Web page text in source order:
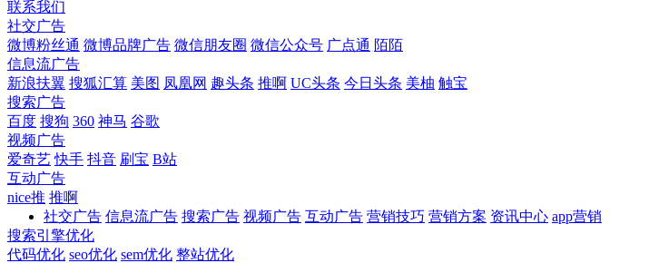
联系我们
社交广告
微博粉丝通 微博品牌广告 微信朋友圈 微信公众号 广点通 陌陌
信息流广告
新浪扶翼 搜狐汇算 美图 凤凰网 趣头条 推啊 UC头条 今日头条 美柚 触宝
搜索广告
百度 搜狗 360 神马 谷歌
视频广告
爱奇艺 快手 抖音 刷宝 B站
互动广告
nice推 推啊
搜索引擎优化
代码优化 seo优化 sem优化 整站优化
社交广告 信息流广告 搜索广告 视频广告 互动广告 营销技巧 营销方案 资讯中心 app营销